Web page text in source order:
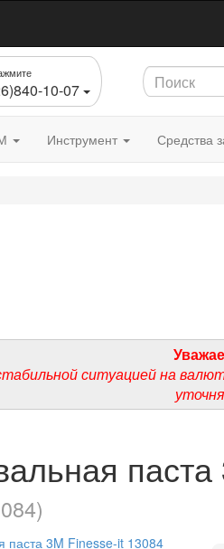
10-07
Инструмент Средства
ситуацией на